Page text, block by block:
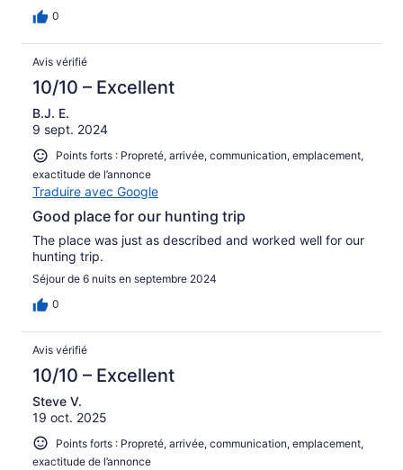
0
Avis vérifié
10/10 – Excellent
B.J. E.
9 sept. 2024
Points forts : Propreté, arrivée, communication, emplacement,
exactitude de l’annonce
Traduire avec Google
Good place for our hunting trip
The place was just as described and worked well for our
hunting trip.
Séjour de 6 nuits en septembre 2024
0
Avis vérifié
10/10 – Excellent
Steve V.
19 oct. 2025
Points forts : Propreté, arrivée, communication, emplacement,
exactitude de l’annonce